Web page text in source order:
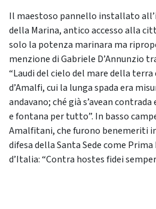
Il maestoso pannello installato
della Marina, antico accesso alla
solo la potenza marinara ma
menzione di Gabriele D’Annunzio
“Laudi del cielo del mare della terra
d’Amalfi, cui la lunga spada era
andavano; ché già s’avean
e fontana per tutto”. In basso
Amalfitani, che furono benemeriti
difesa della Santa Sede come
d’Italia: “Contra hostes fidei